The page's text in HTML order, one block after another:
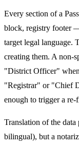
Every section of a
block, registry footer
target legal language.
creating them. A non-
"District Officer"
"Registrar" or "Chief
enough to trigger a re-
Translation of the
bilingual), but a